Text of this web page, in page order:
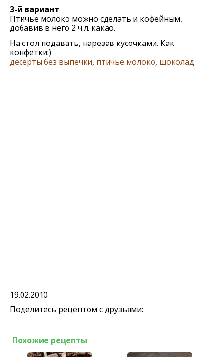
3-й вариант
Птичье молоко можно сделать и кофейным,
добавив в него 2 ч.л. какао.
На стол подавать, нарезав кусочками. Как
конфетки:)
десерты без выпечки, птичье молоко, шоколад
19.02.2010
Поделитесь рецептом с друзьями:
Похожие рецепты